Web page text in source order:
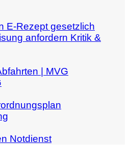
E-Rezept gesetzlich
anfordern Kritik &
| MVG
Notdienst